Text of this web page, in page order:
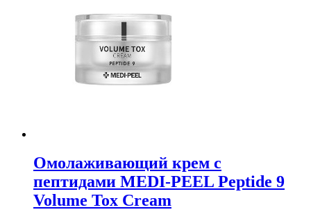
Омолаживающий крем с
пептидами MEDI-PEEL Peptide 9
Volume Tox Cream